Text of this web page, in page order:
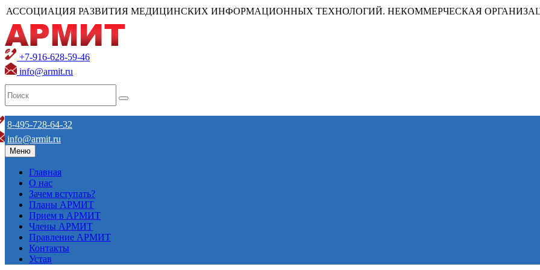
АССОЦИАЦИЯ РАЗВИТИЯ МЕДИЦИНСКИХ ИНФОРМАЦИОННЫХ ТЕХНОЛОГИЙ. НЕКОММЕРЧЕСКАЯ
+7-916-628-59-46
info@armit.ru
8-495-728-64-32
info@armit.ru
Меню
Главная
О нас
Зачем вступать?
Планы АРМИТ
Прием в АРМИТ
Члены АРМИТ
Правление АРМИТ
Контакты
Устав